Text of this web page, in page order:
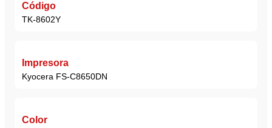
Código
TK-8602Y
Impresora
Kyocera FS-C8650DN
Color